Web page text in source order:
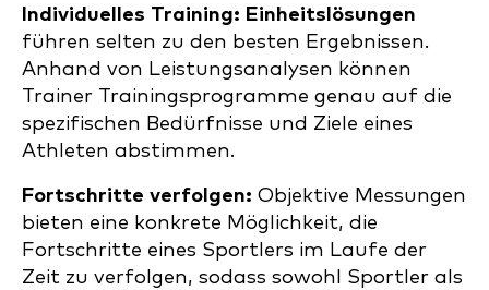
Individuelles Training: Einheitslösungen
führen selten zu den besten Ergebnissen.
Anhand von Leistungsanalysen können
Trainer Trainingsprogramme genau auf die
spezifischen Bedürfnisse und Ziele eines
Athleten abstimmen.
Fortschritte verfolgen: Objektive Messungen
bieten eine konkrete Möglichkeit, die
Fortschritte eines Sportlers im Laufe der
Zeit zu verfolgen, sodass sowohl Sportler als